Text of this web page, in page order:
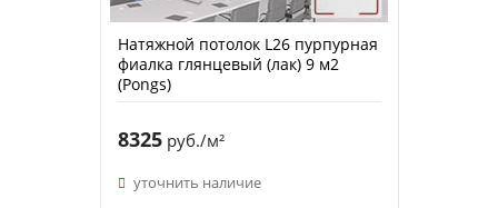
Натяжной потолок L26 пурпурная
фиалка глянцевый (лак) 9 м2
(Pongs)
8325руб./м²
уточнить наличие